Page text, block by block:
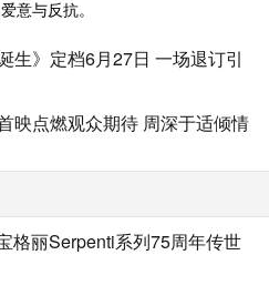
意与反抗。
生》定档6月27日 一场退订引
映点燃观众期待 周深于适倾情
格丽Serpenti系列75周年传世